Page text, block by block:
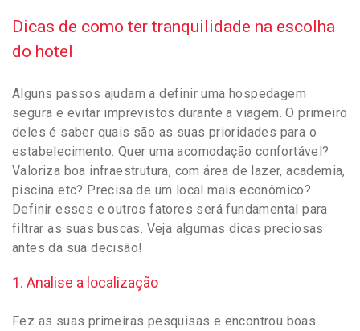
Dicas de como ter tranquilidade na escolha
do hotel
Alguns passos ajudam a definir uma hospedagem
segura e evitar imprevistos durante a viagem. O primeiro
deles é saber quais são as suas prioridades para o
estabelecimento. Quer uma acomodação confortável?
Valoriza boa infraestrutura, com área de lazer, academia,
piscina etc? Precisa de um local mais econômico?
Definir esses e outros fatores será fundamental para
filtrar as suas buscas. Veja algumas dicas preciosas
antes da sua decisão!
1. Analise a localização
Fez as suas primeiras pesquisas e encontrou boas